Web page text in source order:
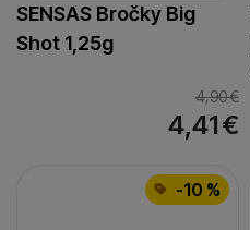
SENSAS Bročky Big
Shot 1,25g
4,90€
4,41€
-10 %